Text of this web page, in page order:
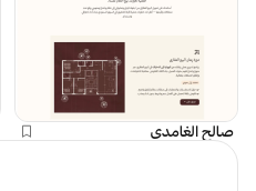
صالح الغامدي